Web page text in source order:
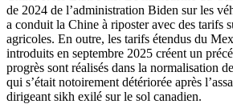
de 2024 de l’administration Biden sur les
a conduit la Chine à riposter avec des tarifs
agricoles. En outre, les tarifs étendus du
introduits en septembre 2025 créent un
progrès sont réalisés dans la normalisation
qui s’était notoirement détériorée après
dirigeant sikh exilé sur le sol canadien.